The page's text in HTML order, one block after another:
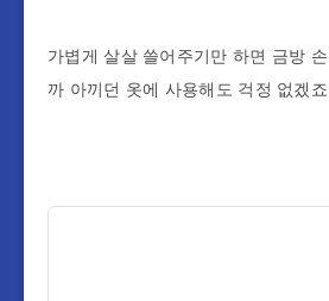
가볍게 살살 쓸어주기만 하면 금방
까 아끼던 옷에 사용해도 걱정 없겠